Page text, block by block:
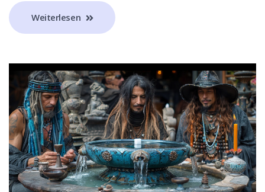
Weiterlesen